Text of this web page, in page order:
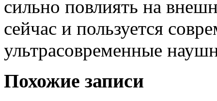
сильно повлиять на
сейчас и пользуется
ультрасовременные
Похожие записи